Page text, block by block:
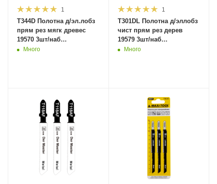
1
T344D Полотна д/эл.лобз
прям рез мягк древес
19570 3шт/наб
4*107*132мм(10/100/600)MaxiTool
Много
1
T301DL Полотна д/эллобз
чист прям рез дерев
19579 3шт/наб
4*110*132мм(10/100/600)MaxiTool
Много